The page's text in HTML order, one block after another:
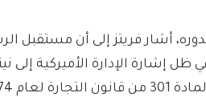
أشار فريتز إلى أن مستقبل
ظل إشارة الإدارة الأميركية